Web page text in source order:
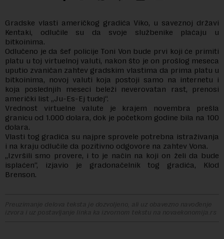
Gradske vlasti američkog gradića Viko, u saveznoj državi
Kentaki, odlučile su da svoje službenike plaćaju u
bitkoinima.
Odlučeno je da šef policije Toni Von bude prvi koji će primiti
platu u toj virtuelnoj valuti, nakon što je on prošlog meseca
uputio zvaničan zahtev gradskim vlastima da prima platu u
bitkoinima, novoj valuti koja postoji samo na internetu i
koja poslednjih meseci beleži neverovatan rast, prenosi
američki list „Ju-Es-Ej tudej“.
Vrednost virtuelne valute je krajem novembra prešla
granicu od 1.000 dolara, dok je početkom godine bila na 100
dolara.
Vlasti tog gradića su najpre sprovele potrebna istraživanja
i na kraju odlučile da pozitivno odgovore na zahtev Vona.
„Izvršili smo provere, i to je način na koji on želi da bude
isplaćen“, izjavio je gradonačelnik tog gradića, Klod
Brenson.
Preuzimanje delova teksta je dozvoljeno, ali uz obavezno navođenje
izvora i uz postavljanje linka ka izvornom tekstu na novaekonomija.rs